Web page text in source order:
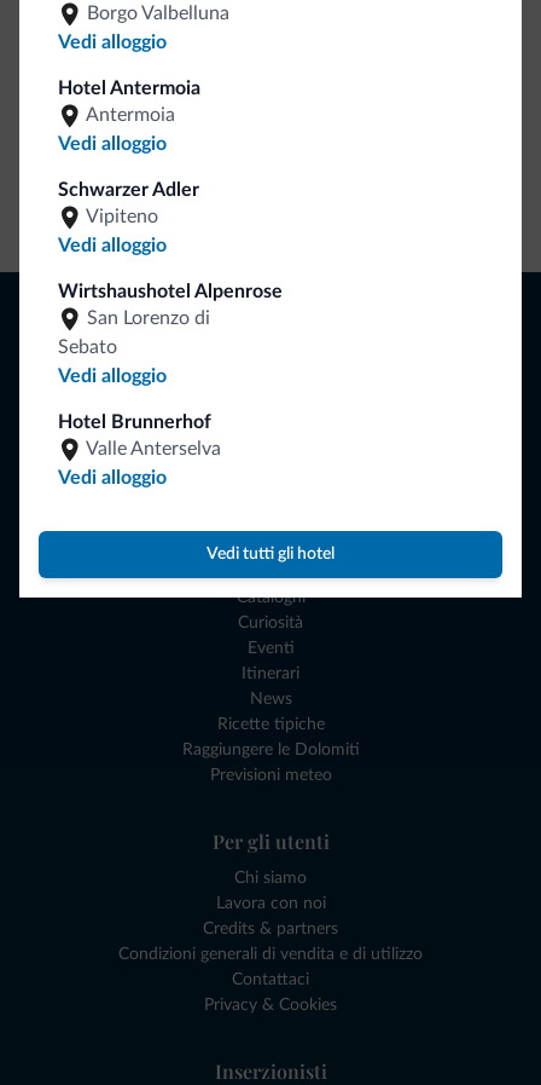
Borgo Valbelluna
Vedi alloggio
Hotel Antermoia
Antermoia
Vedi alloggio
Schwarzer Adler
Vipiteno
Vedi alloggio
Wirtshaushotel Alpenrose
San Lorenzo di
Sebato
Vedi alloggio
Hotel Brunnerhof
Valle Anterselva
Vedi alloggio
Vedi tutti gli hotel
Naviga
Esperienze e Buoni Regalo
Cataloghi
Curiosità
Eventi
Itinerari
News
Ricette tipiche
Raggiungere le Dolomiti
Previsioni meteo
Per gli utenti
Chi siamo
Lavora con noi
Credits & partners
Condizioni generali di vendita e di utilizzo
Contattaci
Privacy & Cookies
Inserzionisti